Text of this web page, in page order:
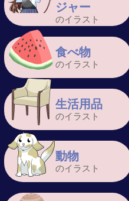
ジャー
のイラスト
食べ物
のイラスト
生活用品
のイラスト
動物
のイラスト